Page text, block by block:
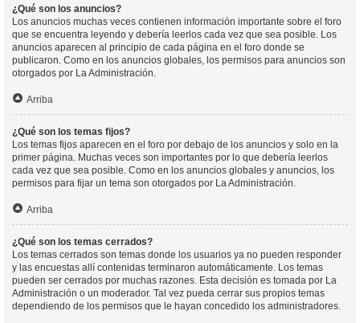
¿Qué son los anuncios?
Los anuncios muchas veces contienen información importante sobre el foro
que se encuentra leyendo y debería leerlos cada vez que sea posible. Los
anuncios aparecen al principio de cada página en el foro donde se
publicaron. Como en los anuncios globales, los permisos para anuncios son
otorgados por La Administración.
Arriba
¿Qué son los temas fijos?
Los temas fijos aparecen en el foro por debajo de los anuncios y solo en la
primer página. Muchas veces son importantes por lo que debería leerlos
cada vez que sea posible. Como en los anuncios globales y anuncios, los
permisos para fijar un tema son otorgados por La Administración.
Arriba
¿Qué son los temas cerrados?
Los temas cerrados son temas donde los usuarios ya no pueden responder
y las encuestas allí contenidas terminaron automáticamente. Los temas
pueden ser cerrados por muchas razones. Esta decisión es tomada por La
Administración o un moderador. Tal vez pueda cerrar sus propios temas
dependiendo de los permisos que le hayan concedido los administradores.